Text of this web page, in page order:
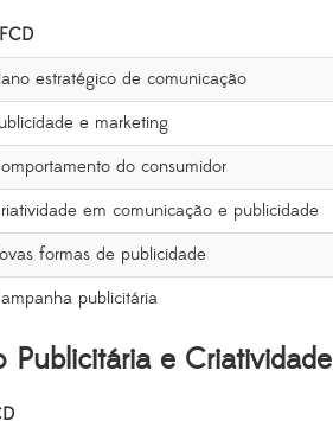
estratégico de comunicação
e marketing
do consumidor
em comunicação e publicidade
formas de publicidade
publicitária
Publicitária e Criatividade